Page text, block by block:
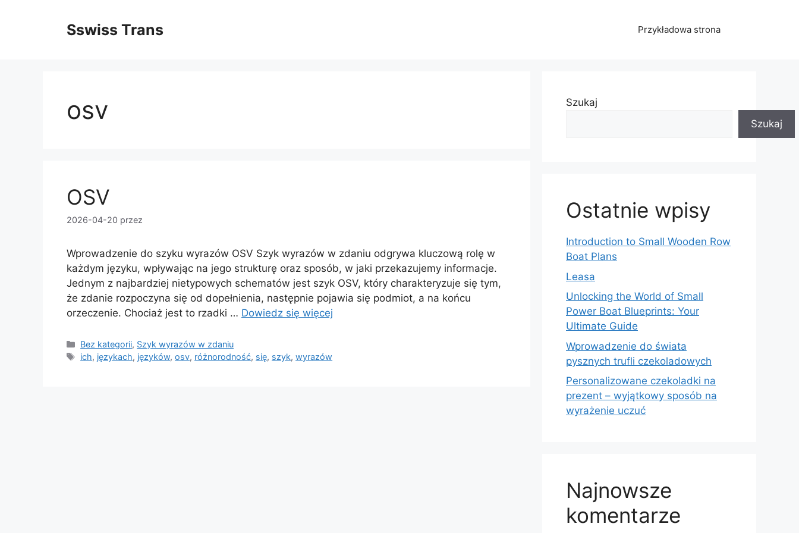
Sswiss Trans Przykładowa strona
osv
OSV
2026-04-20 przez
Wprowadzenie do szyku wyrazów OSV Szyk wyrazów w zdaniu odgrywa kluczową rolę w
każdym języku, wpływając na jego strukturę oraz sposób, w jaki przekazujemy informacje.
Jednym z najbardziej nietypowych schematów jest szyk OSV, który charakteryzuje się tym,
że zdanie rozpoczyna się od dopełnienia, następnie pojawia się podmiot, a na końcu
orzeczenie. Chociaż jest to rzadki … Dowiedz się więcej
Kategorie
Bez kategorii, Szyk wyrazów w zdaniu
Tagi
ich, językach, języków,osv, różnorodność, się, szyk,wyrazów
Szukaj
Szukaj
Ostatnie wpisy
Introduction to Small Wooden Row
Boat Plans
Leasa
Unlocking the World of Small
Power Boat Blueprints: Your
Ultimate Guide
Wprowadzenie do świata
pysznych trufli czekoladowych
Personalizowane czekoladki na
prezent – wyjątkowy sposób na
wyrażenie uczuć
Najnowsze
komentarze